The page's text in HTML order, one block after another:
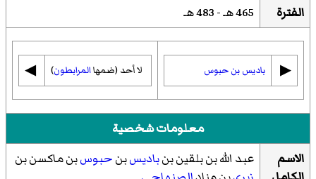
الفترة 465 هـ - 483 هـ
▶︎ باديس بن حبوس لا أحد (ضمهاالمرابطون)
◀︎
معلومات شخصية
الاسم
عبد الله بن بلقين بنباديسبنحبوسبن ماكسن بن